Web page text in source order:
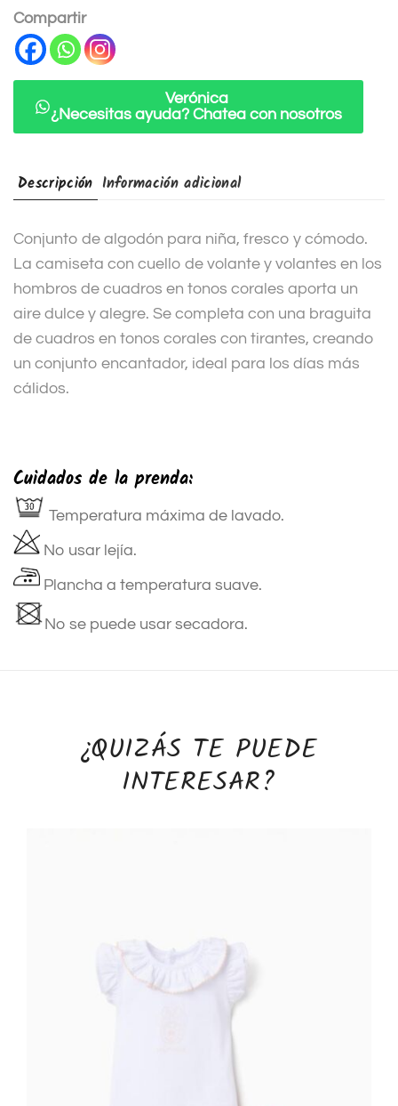
n
a
Compartir
Verónica
¿Necesitas ayuda? Chatea con nosotros
Descripción Información adicional
Conjunto de algodón para niña, fresco y cómodo.
La camiseta con cuello de volante y volantes en los
hombros de cuadros en tonos corales aporta un
aire dulce y alegre. Se completa con una braguita
de cuadros en tonos corales con tirantes, creando
un conjunto encantador, ideal para los días más
cálidos.
Cuidados de la prenda:
Temperatura máxima de lavado.
No usar lejía.
Plancha a temperatura suave.
No se puede usar secadora.
¿QUIZÁS TE PUEDE
INTERESAR?